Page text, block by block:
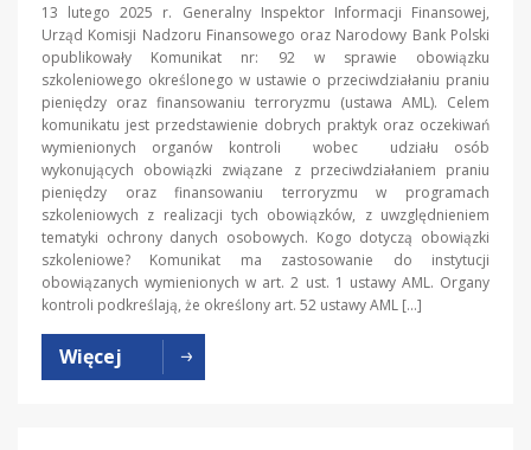
13 lutego 2025 r. Generalny Inspektor Informacji Finansowej,
Urząd Komisji Nadzoru Finansowego oraz Narodowy Bank Polski
opublikowały Komunikat nr: 92 w sprawie obowiązku
szkoleniowego określonego w ustawie o przeciwdziałaniu praniu
pieniędzy oraz finansowaniu terroryzmu (ustawa AML). Celem
komunikatu jest przedstawienie dobrych praktyk oraz oczekiwań
wymienionych organów kontroli wobec udziału osób
wykonujących obowiązki związane z przeciwdziałaniem praniu
pieniędzy oraz finansowaniu terroryzmu w programach
szkoleniowych z realizacji tych obowiązków, z uwzględnieniem
tematyki ochrony danych osobowych. Kogo dotyczą obowiązki
szkoleniowe? Komunikat ma zastosowanie do instytucji
obowiązanych wymienionych w art. 2 ust. 1 ustawy AML. Organy
kontroli podkreślają, że określony art. 52 ustawy AML […]
Więcej